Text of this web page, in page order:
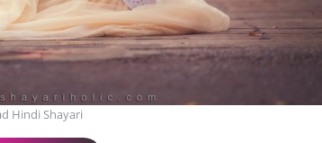
Hindi Shayari